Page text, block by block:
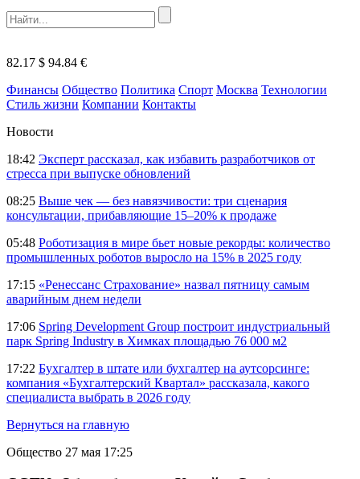
82.17 $ 94.84 €
Финансы Общество Политика Спорт Москва Технологии
Стиль жизни Компании Контакты
Новости
18:42 Эксперт рассказал, как избавить разработчиков от
стресса при выпуске обновлений
08:25 Выше чек — без навязчивости: три сценария
консультации, прибавляющие 15–20% к продаже
05:48 Роботизация в мире бьет новые рекорды: количество
промышленных роботов выросло на 15% в 2025 году
17:15 «Ренессанс Страхование» назвал пятницу самым
аварийным днем недели
17:06 Spring Development Group построит индустриальный
парк Spring Industry в Химках площадью 76 000 м2
17:22 Бухгалтер в штате или бухгалтер на аутсорсинге:
компания «Бухгалтерский Квартал» рассказала, какого
специалиста выбрать в 2026 году
Вернуться на главную
Общество 27 мая 17:25